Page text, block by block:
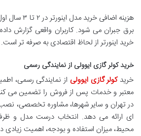
هزینه اضافی
برق جبران می شود. کاربران واقعی گزارش
خرید اینورتر از لحاظ اقتصادی به صرفه تر است.
خرید کولر گازی ایوولی از نمایندگی رسمی
خریدکولر گازی ایوولی از نمایندگی رسمی،
معتبر و خدمات پس از فروش را تضمین می
در تهران و سایر شهرها، مشاوره تخصصی،
ای ارائه می دهد. انتخاب درست مدل و
محیط، میزان استفاده و بودجه، اهمیت زیادی